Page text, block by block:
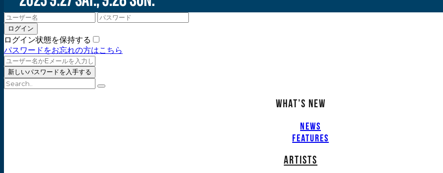
ログイン状態を保持する
パスワードをお忘れの方はこちら
WHAT’S NEW
NEWS
FEATURES
ARTISTS